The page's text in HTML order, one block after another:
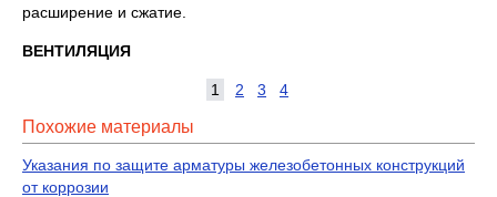
расширение и сжатие.
ВЕНТИЛЯЦИЯ
1 2 3 4
Похожие материалы
Указания по защите арматуры железобетонных конструкций
от коррозии